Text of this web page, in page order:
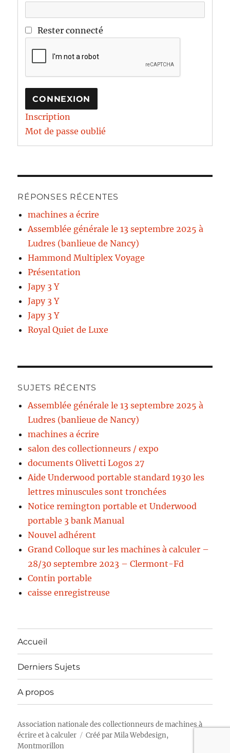
Rester connecté
CONNEXION
Inscription
Mot de passe oublié
RÉPONSES RÉCENTES
machines a écrire
Assemblée générale le 13 septembre 2025 à
Ludres (banlieue de Nancy)
Hammond Multiplex Voyage
Présentation
Japy 3 Y
Japy 3 Y
Japy 3 Y
Royal Quiet de Luxe
SUJETS RÉCENTS
Assemblée générale le 13 septembre 2025 à
Ludres (banlieue de Nancy)
machines a écrire
salon des collectionneurs / expo
documents Olivetti Logos 27
Aide Underwood portable standard 1930 les
lettres minuscules sont tronchées
Notice remington portable et Underwood
portable 3 bank Manual
Nouvel adhérent
Grand Colloque sur les machines à calculer –
28/30 septembre 2023 – Clermont-Fd
Contin portable
caisse enregistreuse
Accueil
Derniers Sujets
A propos
Association nationale des collectionneurs de machines à
écrire et à calculer
Créé parMila Webdesign,
Montmorillon